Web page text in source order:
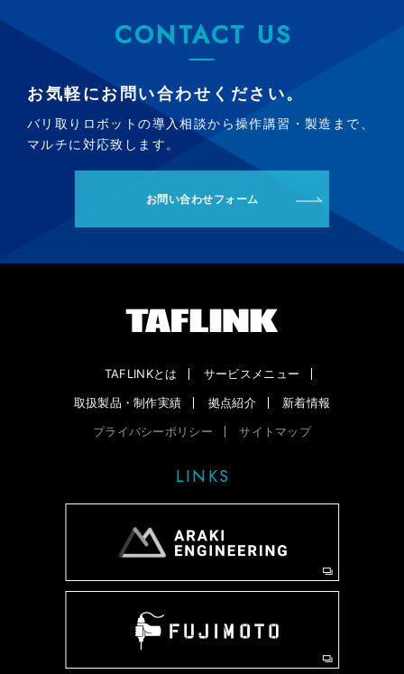
CONTACT US
お気軽にお問い合わせください。
バリ取りロボットの導入相談から操作講習・製造まで、
マルチに対応致します。
お問い合わせフォーム
TAFLINKとは
サービスメニュー
取扱製品・制作実績
拠点紹介
新着情報
プライバシーポリシー
サイトマップ
LINKS